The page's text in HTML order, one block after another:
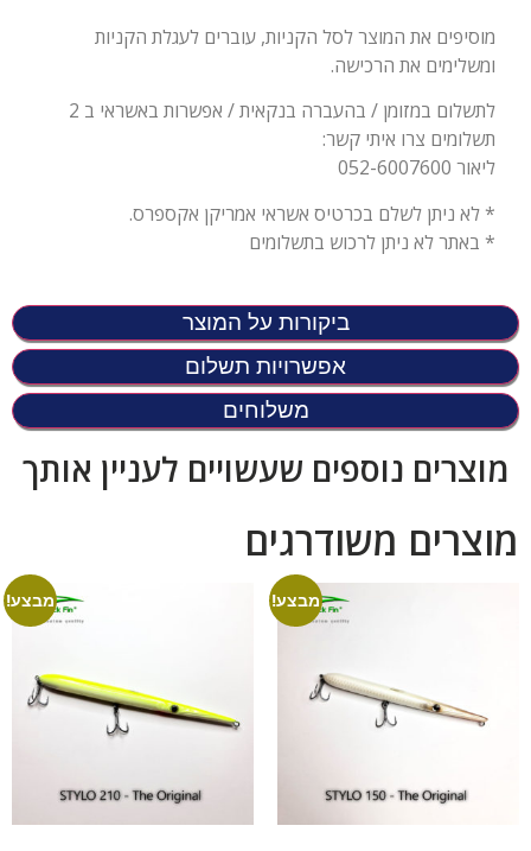
ביקורות על המוצר
אפשרויות תשלום
משלוחים
מוסיפים את המוצר לסל הקניות, עוברים לעגלת הקניות
ומשלימים את הרכישה.
לתשלום במזומן / בהעברה בנקאית / אפשרות באשראי ב 2
תשלומים צרו איתי קשר:
ליאור 052-6007600
* לא ניתן לשלם בכרטיס אשראי אמריקן אקספרס.
* באתר לא ניתן לרכוש בתשלומים
מוצרים נוספים שעשויים לעניין אותך
מוצרים משודרגים
מבצע! מבצע!